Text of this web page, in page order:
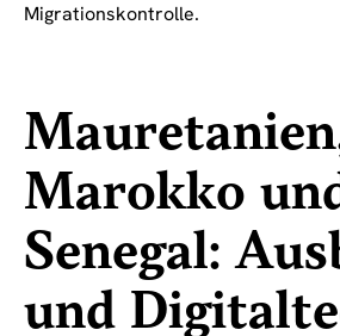
Migrationskontrolle.
Marokko
Senegal:
und